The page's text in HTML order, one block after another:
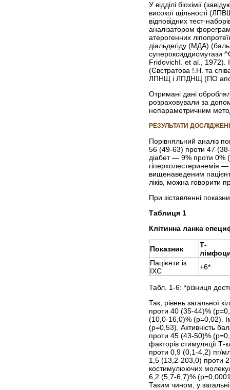
У відділі біохімії
високої щільності
відповідних тест-
аналізатором
атерогенних
діальдегіду (МДА)
супероксиддисмутази
FridovichI. et al., 1972).
(Євстратова !.Н. та
ЛПНЩ і ЛПДНЩ (ПО апоВ)
Отримані дані
розраховували за
непараметричним
РЕЗУЛЬТАТИ
Порівняльний аналіз
56 (49-63) проти 47 (38-
діабет — 9% проти
гіперхолестеринемія
вищенаведеним
ліків, можна говорити
При зіставленні
Таблиця 1
Клітинна ланка
Показник
Т-
Пацієнти із
ІХС
+6*
Табл. 1-6: *різниця
Так, рівень загальної
проти 40 (35-44)%
(10,0-16,0)% (р=0,02).
(р=0,53). Активність
проти 45 (43-50)%
факторів стимуляції Т-
проти 0,9 (0,1-4,2) пг/
1,5 (13,2-203,0) проти
костимулюючих
6,2 (5,7-6,7)%
Таким чином, у